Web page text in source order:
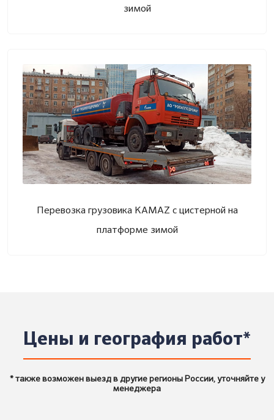
зимой
Перевозка грузовика KAMAZ с цистерной на
платформе зимой
Цены и география работ*
* также возможен выезд в другие регионы России, уточняйте у
менеджера